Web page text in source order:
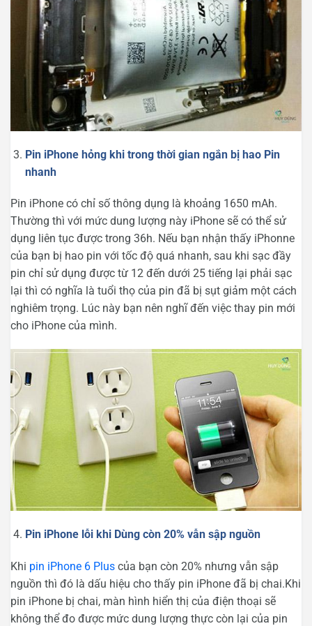
Pin iPhone hỏng khi trong thời gian ngắn bị hao Pin
nhanh
Pin iPhone có chỉ số thông dụng là khoảng 1650 mAh.
Thường thì với mức dung lượng này iPhone sẽ có thể sử
dụng liên tục được trong 36h. Nếu bạn nhận thấy iPhonne
của bạn bị hao pin với tốc độ quá nhanh, sau khi sạc đầy
pin chỉ sử dụng được từ 12 đến dưới 25 tiếng lại phải sạc
lại thì có nghĩa là tuổi thọ của pin đã bị sụt giảm một cách
nghiêm trọng. Lúc này bạn nên nghĩ đến việc thay pin mới
cho iPhone của mình.
Pin iPhone lỗi khi Dùng còn 20% vẫn sập nguồn
Khi pin iPhone 6 Plus của bạn còn 20% nhưng vẫn sập
nguồn thì đó là dấu hiệu cho thấy pin iPhone đã bị chai.Khi
pin iPhone bị chai, màn hình hiển thị của điện thoại sẽ
không thể đo được mức dung lượng thực còn lại của pin